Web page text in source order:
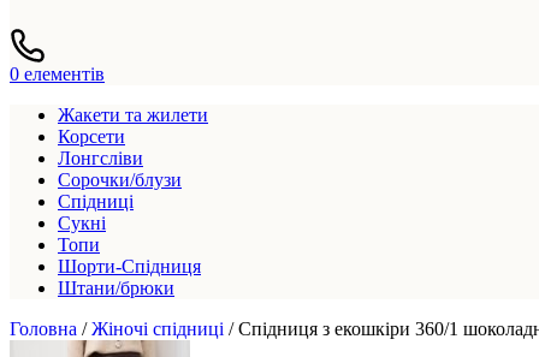
0 елементів
Жакети та жилети
Корсети
Лонгсліви
Сорочки/блузи
Спідниці
Сукні
Топи
Шорти-Спідниця
Штани/брюки
Головна / Жіночі спідниці / Спідниця з екошкіри 360/1